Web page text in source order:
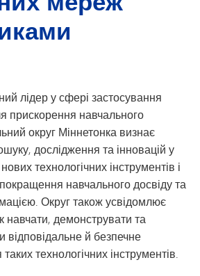
лідер у сфері застосування
прискорення навчального
округ Міннетонка визнає
дослідження та інновацій у
технологічних інструментів і
навчального досвіду та
Округ також усвідомлює
навчати, демонструвати та
відповідальне й безпечне
технологічних інструментів.